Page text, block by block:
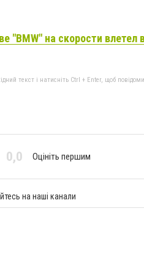
"BMW" на скорости
текст і натисніть Ctrl + Enter, щоб
0,0 Оцініть першим
на наші канали